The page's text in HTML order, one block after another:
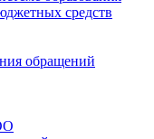
средств
обращений